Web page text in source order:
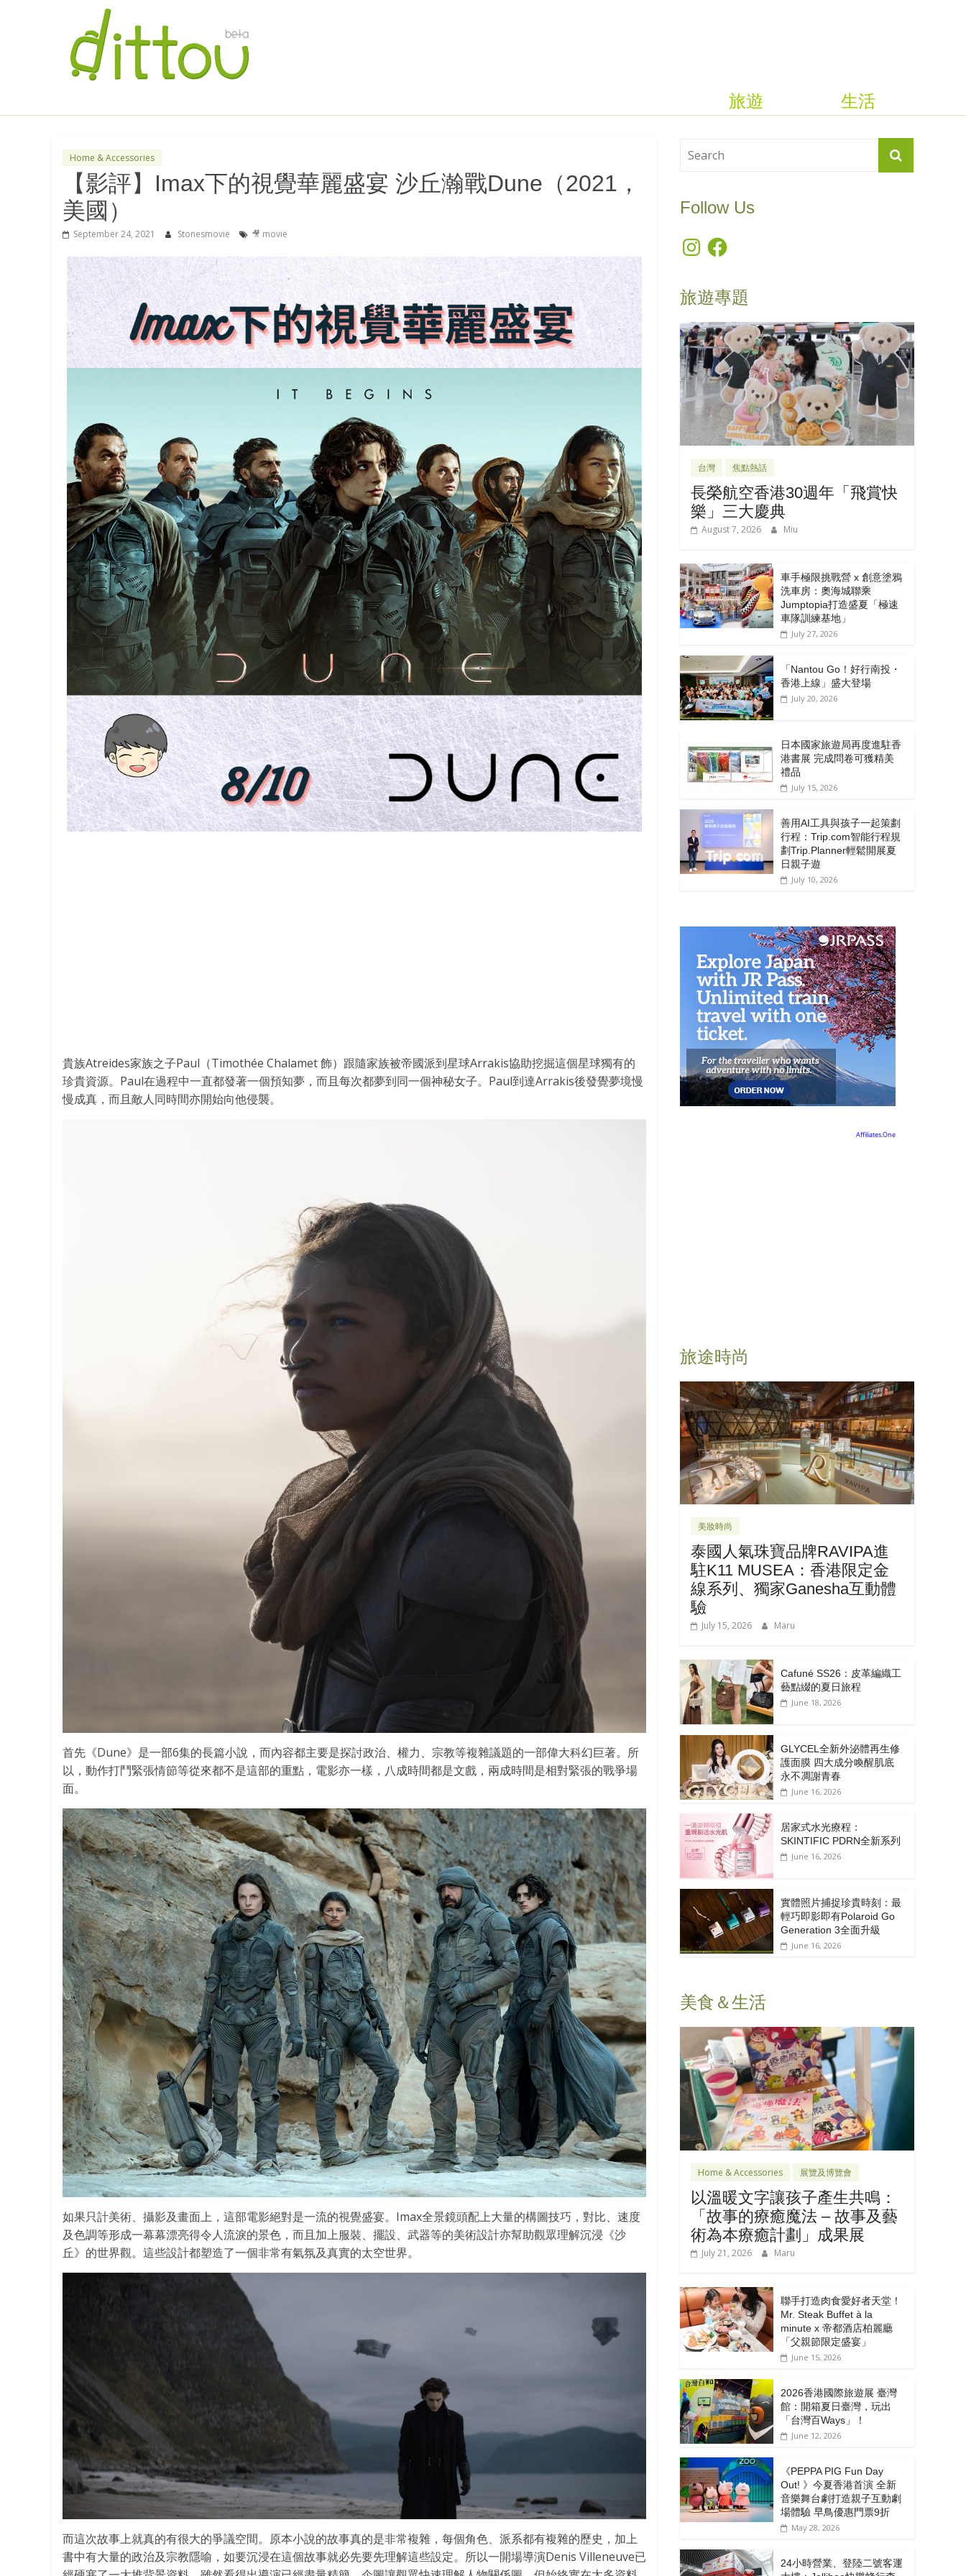
生活
旅遊
Home & Accessories
【影評】Imax下的視覺華麗盛宴 沙丘瀚戰Dune（2021，
美國）
September 24, 2021 Stonesmovie 🎥 movie
貴族Atreides家族之子Paul（Timothée Chalamet 飾）跟隨家族被帝國派到星球Arrakis協助挖掘這個星球獨有的
珍貴資源。Paul在過程中一直都發著一個預知夢，而且每次都夢到同一個神秘女子。Paul到達Arrakis後發覺夢境慢
慢成真，而且敵人同時間亦開始向他侵襲。
首先《Dune》是一部6集的長篇小說，而內容都主要是探討政治、權力、宗教等複雜議題的一部偉大科幻巨著。所
以，動作打鬥緊張情節等從來都不是這部的重點，電影亦一樣，八成時間都是文戲，兩成時間是相對緊張的戰爭場
面。
如果只計美術、攝影及畫面上，這部電影絕對是一流的視覺盛宴。Imax全景鏡頭配上大量的構圖技巧，對比、速度
及色調等形成一幕幕漂亮得令人流淚的景色，而且加上服裝、擺設、武器等的美術設計亦幫助觀眾理解沉浸《沙
丘》的世界觀。這些設計都塑造了一個非常有氣氛及真實的太空世界。
而這次故事上就真的有很大的爭議空間。原本小說的故事真的是非常複雜，每個角色、派系都有複雜的歷史，加上
書中有大量的政治及宗教隱喻，如要沉浸在這個故事就必先要先理解這些設定。所以一開場導演Denis Villeneuve已
Follow Us
InstagramFacebook
旅遊專題
台灣 焦點熱話
長榮航空香港30週年「飛賞快
樂」三大慶典
August 7, 2026 Miu
車手極限挑戰營 x 創意塗鴉
洗車房：奧海城聯乘
Jumptopia打造盛夏「極速
車隊訓練基地」
July 27, 2026
「Nantou Go！好行南投・
香港上線」盛大登場
July 20, 2026
日本國家旅遊局再度進駐香
港書展 完成問卷可獲精美
禮品
July 15, 2026
善用AI工具與孩子一起策劃
行程：Trip.com智能行程規
劃Trip.Planner輕鬆開展夏
日親子遊
July 10, 2026
旅途時尚
美妝時尚
泰國人氣珠寶品牌RAVIPA進
駐K11 MUSEA：香港限定金
線系列、獨家Ganesha互動體
驗
July 15, 2026 Maru
Cafuné SS26：皮革編織工
藝點綴的夏日旅程
June 18, 2026
GLYCEL全新外泌體再生修
護面膜 四大成分喚醒肌底
永不凋謝青春
June 16, 2026
居家式水光療程：
SKINTIFIC PDRN全新系列
June 16, 2026
實體照片捕捉珍貴時刻：最
輕巧即影即有Polaroid Go
Generation 3全面升級
June 16, 2026
美食＆生活
Home & Accessories 展覽及博覽會
以溫暖文字讓孩子產生共鳴：
「故事的療癒魔法 – 故事及藝
術為本療癒計劃」成果展
July 21, 2026 Maru
聯手打造肉食愛好者天堂！
Mr. Steak Buffet à la
minute x 帝都酒店柏麗廳
「⽗親節限定盛宴」
June 15, 2026
2026香港國際旅遊展 臺灣
館：開箱夏日臺灣，玩出
「台灣百Ways」！
June 12, 2026
《PEPPA PIG Fun Day
Out! 》今夏香港首演 全新
音樂舞台劇打造親子互動劇
場體驗 早鳥優惠門票9折
May 28, 2026
24小時營業、登陸二號客運